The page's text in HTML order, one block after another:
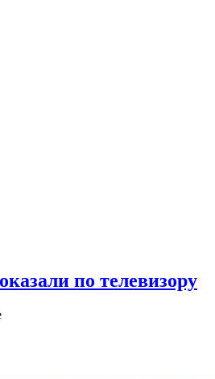
по телевизору